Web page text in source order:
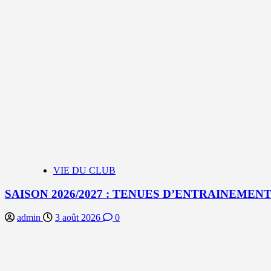
VIE DU CLUB
SAISON 2026/2027 : TENUES D’ENTRAINEMENT
admin 3 août 2026 0